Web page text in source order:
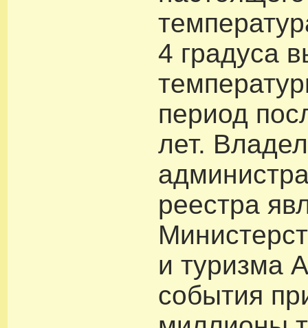
4 градуса
период
лет.
реестра
и туризма
события